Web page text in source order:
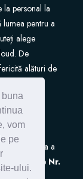
vom
pe
ului.
la personal la
pentru a
alege
De
alături de
de Evidenta a
sub Nr.